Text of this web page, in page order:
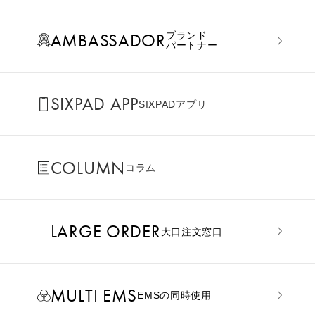
AMBASSADORブランド
パートナー
SIXPAD APPSIXPADアプリ
COLUMN コラム
LARGE ORDER⼤⼝注⽂窓⼝
MULTI EMSEMSの同時使用